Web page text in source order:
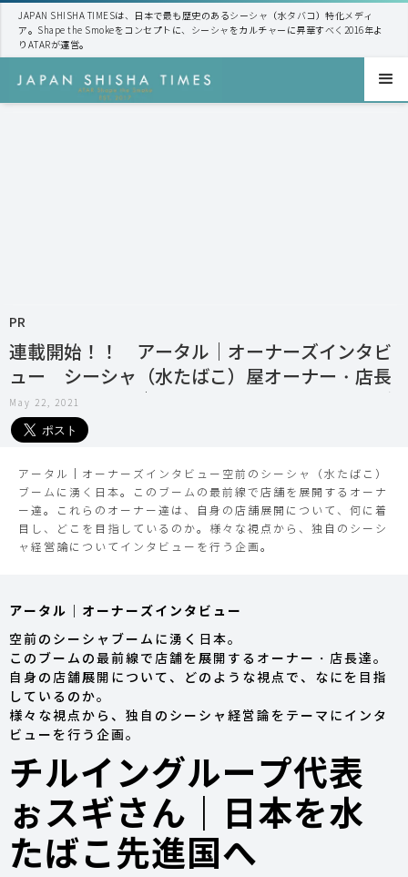
JAPAN SHISHA TIMESは、日本で最も歴史のあるシーシャ（水タバコ）特化メディ
ア。Shape the Smokeをコンセプトに、シーシャをカルチャーに昇華すべく2016年よ
りATARが運営。
PR
連載開始！！ アータル｜オーナーズインタビ
ュー シーシャ（水たばこ）屋オーナー・店長
のインタビュー｜日本で初めてのシーシャメデ
ィア - JAPAN SHISHA TIMES
May 22, 2021
アータル｜オーナーズインタビュー空前のシーシャ（水たばこ）
ブームに湧く日本。このブームの最前線で店舗を展開するオーナ
ー達。これらのオーナー達は、自身の店舗展開について、何に着
目し、どこを目指しているのか。様々な視点から、独自のシーシ
ャ経営論についてインタビューを行う企画。
アータル｜オーナーズインタビュー
空前のシーシャブームに湧く日本。
このブームの最前線で店舗を展開するオーナー・店長達。
自身の店舗展開について、どのような視点で、なにを目指
しているのか。
様々な視点から、独自のシーシャ経営論をテーマにインタ
ビューを行う企画。
チルイングループ代表
ぉスギさん｜日本を水
たばこ先進国へ